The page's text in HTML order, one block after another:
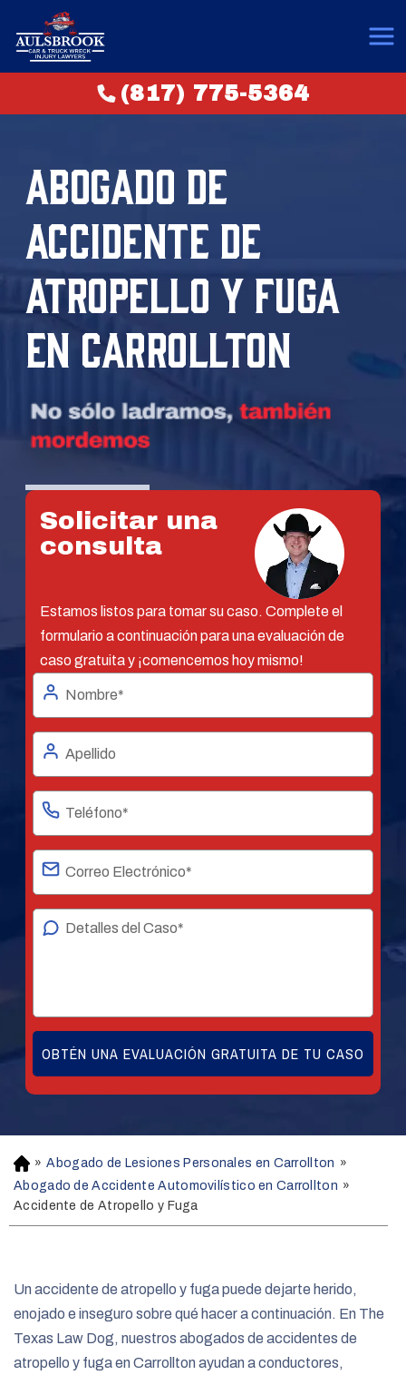
(817) 775-5364
ABOGADO DE
ACCIDENTE DE
ATROPELLO Y FUGA
EN CARROLLTON
Solicitar una
consulta
Estamos listos para tomar su caso. Complete el
formulario a continuación para una evaluación de
caso gratuita y ¡comencemos hoy mismo!
H
o
m
e
» Abogado de Lesiones Personales en Carrollton »
Abogado de Accidente Automovilístico en Carrollton »
Accidente de Atropello y Fuga
Un accidente de atropello y fuga puede dejarte herido,
enojado e inseguro sobre qué hacer a continuación. En The
Texas Law Dog, nuestros abogados de accidentes de
atropello y fuga en Carrollton ayudan a conductores,